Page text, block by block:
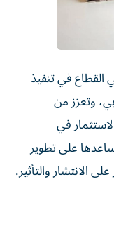
في تنفيذ
وتعزز من
في
على تطوير
الانتشار والتأثير.